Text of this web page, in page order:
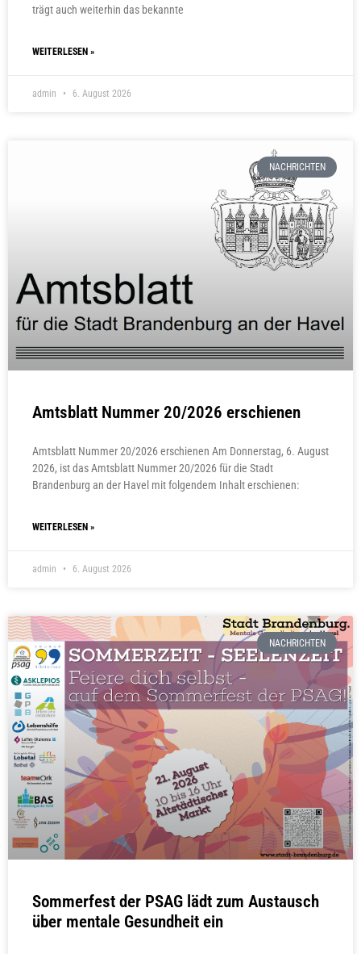
trägt auch weiterhin das bekannte
WEITERLESEN »
admin 6. August 2026
NACHRICHTEN
Amtsblatt Nummer 20/2026 erschienen
Amtsblatt Nummer 20/2026 erschienen Am Donnerstag, 6. August
2026, ist das Amtsblatt Nummer 20/2026 für die Stadt
Brandenburg an der Havel mit folgendem Inhalt erschienen:
WEITERLESEN »
admin 6. August 2026
NACHRICHTEN
Sommerfest der PSAG lädt zum Austausch
über mentale Gesundheit ein